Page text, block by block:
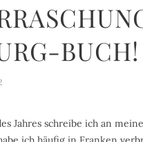
BUCH!
Jahres schreibe ich an